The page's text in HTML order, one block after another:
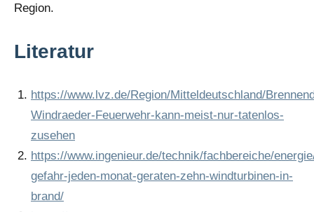
Region.
Literatur
https://www.lvz.de/Region/Mitteldeutschland/
Windraeder-Feuerwehr-kann-meist-nur-tatenlos-
zusehen
https://www.ingenieur.de/technik/fachbereiche/
gefahr-jeden-monat-geraten-zehn-windturbinen-in-
brand/